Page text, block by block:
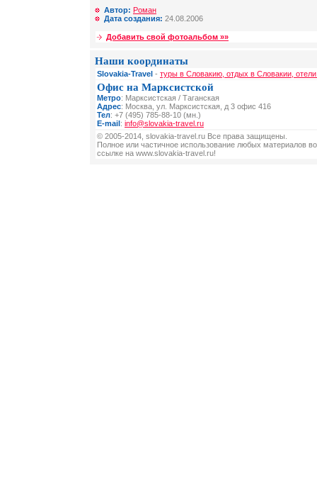
Автор: Роман
Дата создания: 24.08.2006
Добавить свой фотоальбом »»
Наши координаты
Slovakia-Travel - туры в Словакию, отдых в Словакии,
Офис на Марксистской
Метро: Марксистская / Таганская
Адрес: Москва, ул. Марксистская, д 3 офис 416
Тел: +7 (495) 785-88-10 (мн.)
E-mail: info@slovakia-travel.ru
© 2005-2014, slovakia-travel.ru Все права защищены.
Полное или частичное использование любых материалов
ссылке на www.slovakia-travel.ru!